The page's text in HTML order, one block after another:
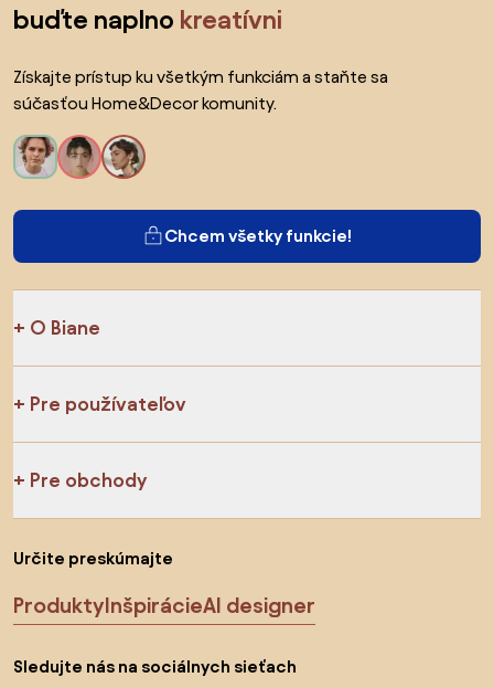
buďte naplno kreatívni
Získajte prístup ku všetkým funkciám a staňte sa
súčasťou Home&Decor komunity.
Chcem všetky funkcie!
O Biane
Pre používateľov
Pre obchody
Určite preskúmajte
ProduktyInšpirácieAI designer
Sledujte nás na sociálnych sieťach